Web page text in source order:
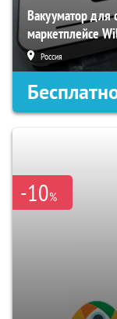
Вакууматор для
маркетплейсе
Россия
-10%